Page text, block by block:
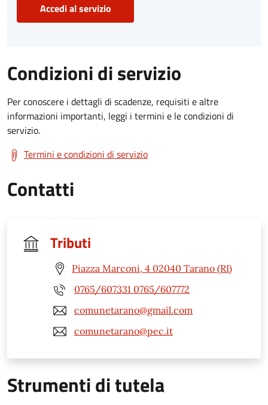
Accedi al servizio
Condizioni di servizio
Per conoscere i dettagli di scadenze, requisiti e altre
informazioni importanti, leggi i termini e le condizioni di
servizio.
Termini e condizioni di servizio
Contatti
Tributi
Piazza Marconi, 4 02040 Tarano (RI)
0765/607331 0765/607772
comunetarano@gmail.com
comunetarano@pec.it
Strumenti di tutela